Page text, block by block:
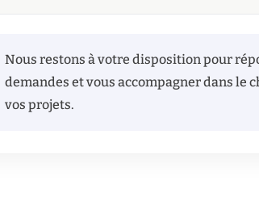
Nous restons à votre disposition pour
demandes et vous accompagner dans le
vos projets.